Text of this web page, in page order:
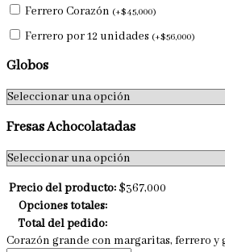
Ferrero Corazón (+$45,000)
Ferrero por 12 unidades (+$56,000)
Globos
Fresas Achocolatadas
Precio del producto: $367,000
Opciones totales:
Total del pedido:
Corazón grande con margaritas, ferrero